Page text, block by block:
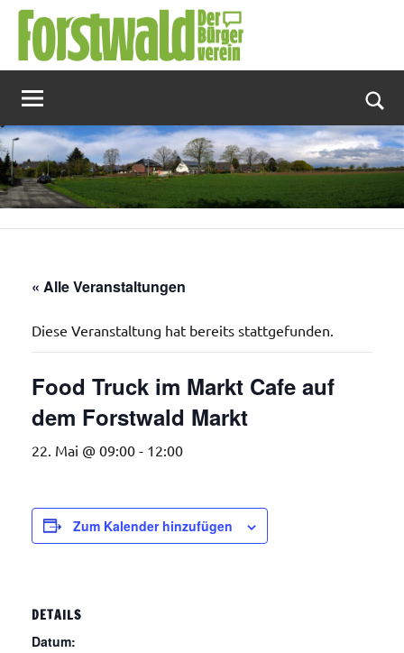
Zum
Inhalt
springen
« Alle Veranstaltungen
Diese Veranstaltung hat bereits stattgefunden.
Food Truck im Markt Cafe auf
dem Forstwald Markt
22. Mai @ 09:00 - 12:00
Zum Kalender hinzufügen
DETAILS
Datum: